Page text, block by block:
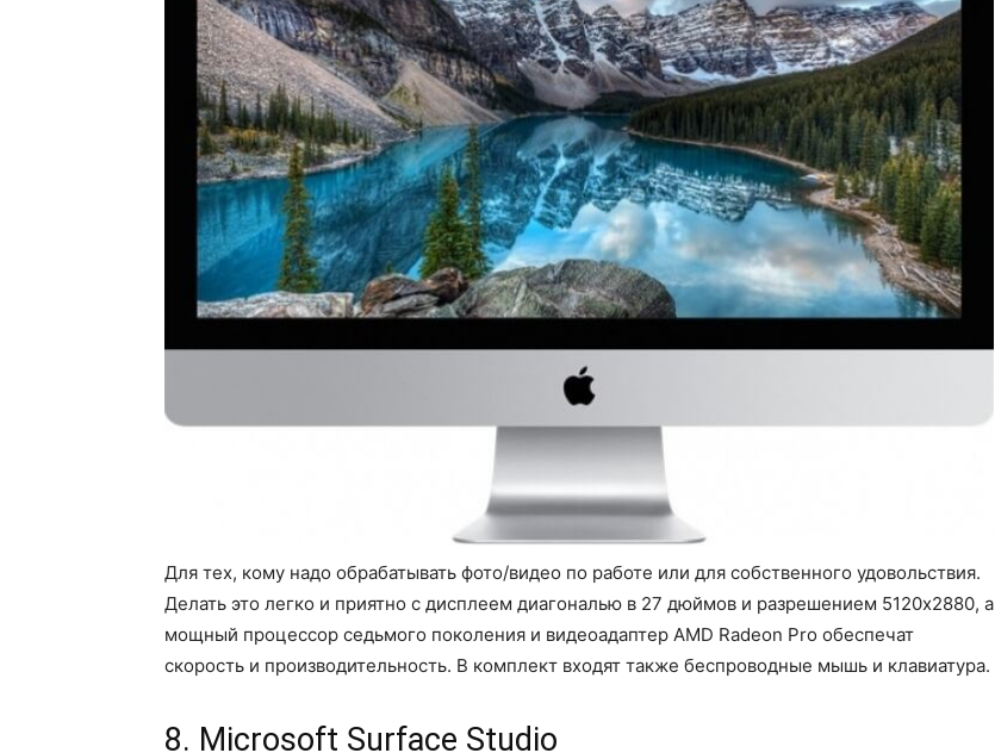
Для тех, кому надо обрабатывать фото/видео по работе или для собственного удовольствия.
Делать это легко и приятно с дисплеем диагональю в 27 дюймов и разрешением 5120х2880, а
мощный процессор седьмого поколения и видеоадаптер AMD Radeon Pro обеспечат
скорость и производительность. В комплект входят также беспроводные мышь и клавиатура.
8. Microsoft Surface Studio